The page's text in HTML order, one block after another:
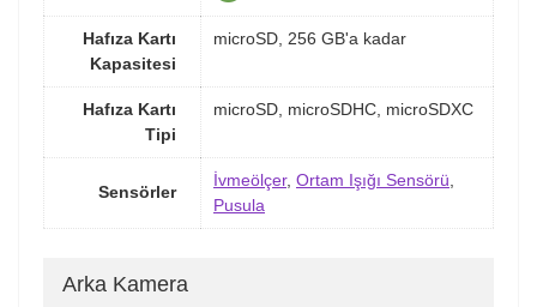
Hafıza Kartı
Kapasitesi
microSD, 256 GB'a kadar
Hafıza Kartı
Tipi
microSD, microSDHC, microSDXC
Sensörler
İvmeölçer, Ortam Işığı Sensörü,
Pusula
Arka Kamera